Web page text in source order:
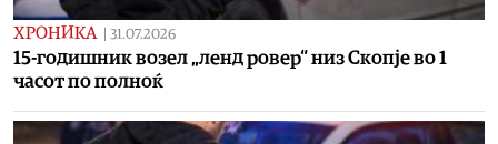
ХРОНИКА 31.07.2026
15-годишник возел „ленд ровер“ низ Скопје во 1
часот по полноќ